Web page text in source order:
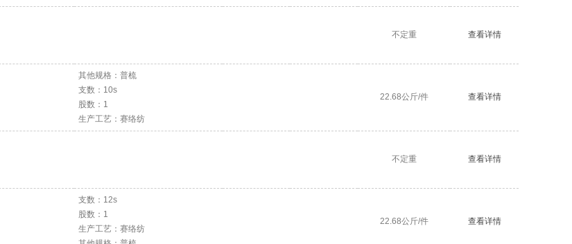
不定重 查看详情
其他规格：普梳
支数：10s
股数：1
生产工艺：赛络纺
22.68公斤/件 查看详情
不定重 查看详情
支数：12s
股数：1
生产工艺：赛络纺
22.68公斤/件 查看详情